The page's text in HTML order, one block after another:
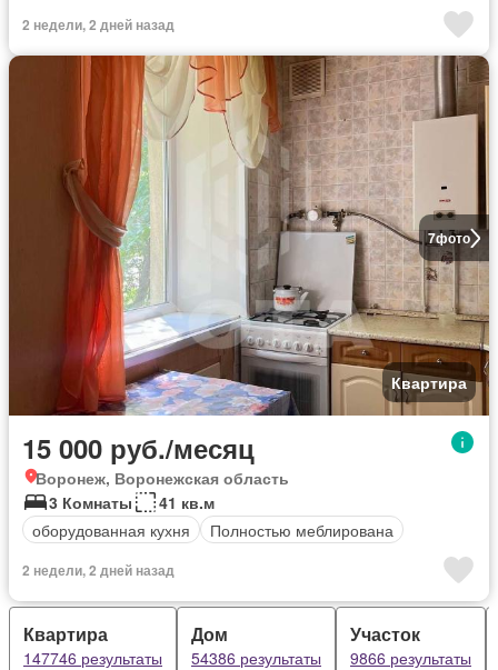
2 недели, 2 дней назад
7фото
Квартира
15 000 руб./месяц
Воронеж, Воронежская область
3 Комнаты
41 кв.м
оборудованная кухня
Полностью меблирована
2 недели, 2 дней назад
Квартира
147746 результаты
Дом
54386 результаты
Участок
9866 результаты